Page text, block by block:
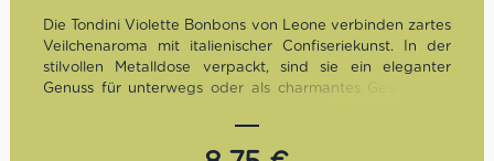
Die Tondini Violette Bonbons von Leone verbinden zartes
Veilchenaroma mit italienischer Confiseriekunst. In der
stilvollen Metalldose verpackt, sind sie ein eleganter
Genuss für unterwegs oder als charmantes Geschenk –